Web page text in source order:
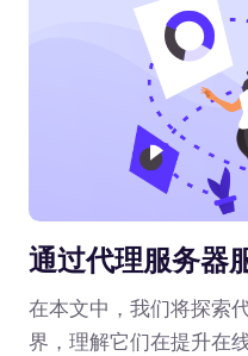
通过代理服务器
在本文中，我们将探索
界，理解它们在提升在